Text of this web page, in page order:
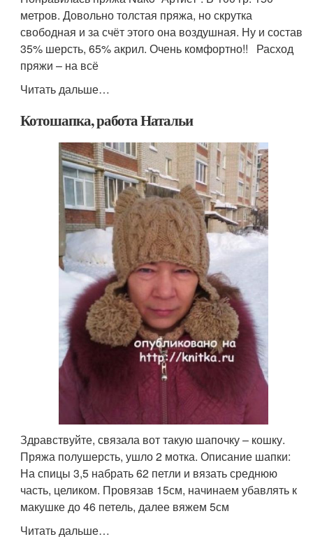
метров. Довольно толстая пряжа, но скрутка
свободная и за счёт этого она воздушная. Ну и состав
35% шерсть, 65% акрил. Очень комфортно!! Расход
пряжи – на всё
Читать дальше…
Котошапка, работа Натальи
Здравствуйте, связала вот такую шапочку – кошку.
Пряжа полушерсть, ушло 2 мотка. Описание шапки:
На спицы 3,5 набрать 62 петли и вязать среднюю
часть, целиком. Провязав 15см, начинаем убавлять к
макушке до 46 петель, далее вяжем 5см
Читать дальше…